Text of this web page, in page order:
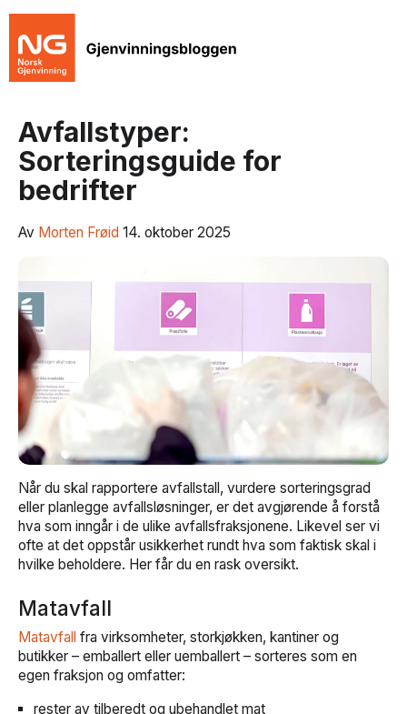
Avfallstyper:
Sorteringsguide for
bedrifter
Av Morten Frøid 14. oktober 2025
Når du skal rapportere avfallstall, vurdere sorteringsgrad
eller planlegge avfallsløsninger, er det avgjørende å forstå
hva som inngår i de ulike avfallsfraksjonene. Likevel ser vi
ofte at det oppstår usikkerhet rundt hva som faktisk skal i
hvilke beholdere. Her får du en rask oversikt.
Matavfall
Matavfall fra virksomheter, storkjøkken, kantiner og
butikker – emballert eller uemballert – sorteres som en
egen fraksjon og omfatter:
rester av tilberedt og ubehandlet mat